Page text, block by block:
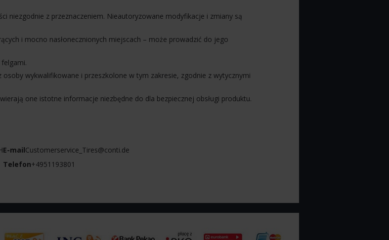
niezgodnie z przeznaczeniem. Nieautoryzowane modyfikacje i zmiany są
i mocno nasłonecznionych miejscach – może prowadzić do jego
wykwalifikowane i przeszkolone w tym zakresie, zgodnie z wytycznymi
one istotne informacje niezbędne do dla bezpiecznej obsługi produktu.
E-mailCustomerservice_Tires@conti.de
Telefon+4951193801